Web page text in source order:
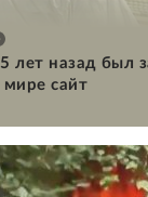
лет назад был
мире сайт